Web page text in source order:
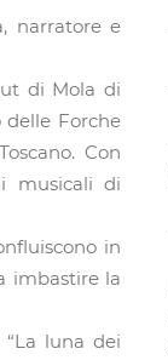
narratore e
di Mola di
delle Forche
Con
musicali di
in
imbastire la
luna dei